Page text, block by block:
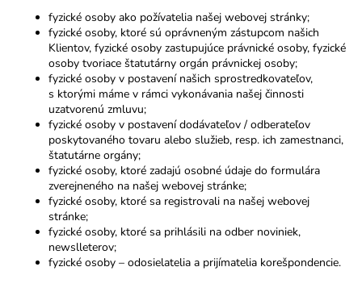
fyzické osoby ako požívatelia našej webovej stránky;
fyzické osoby, ktoré sú oprávneným zástupcom našich
Klientov, fyzické osoby zastupujúce právnické osoby, fyzické
osoby tvoriace štatutárny orgán právnickej osoby;
fyzické osoby v postavení našich sprostredkovateľov,
s ktorými máme v rámci vykonávania našej činnosti
uzatvorenú zmluvu;
fyzické osoby v postavení dodávateľov / odberateľov
poskytovaného tovaru alebo služieb, resp. ich zamestnanci,
štatutárne orgány;
fyzické osoby, ktoré zadajú osobné údaje do formulára
zverejneného na našej webovej stránke;
fyzické osoby, ktoré sa registrovali na našej webovej
stránke;
fyzické osoby, ktoré sa prihlásili na odber noviniek,
newslleterov;
fyzické osoby – odosielatelia a prijímatelia korešpondencie.